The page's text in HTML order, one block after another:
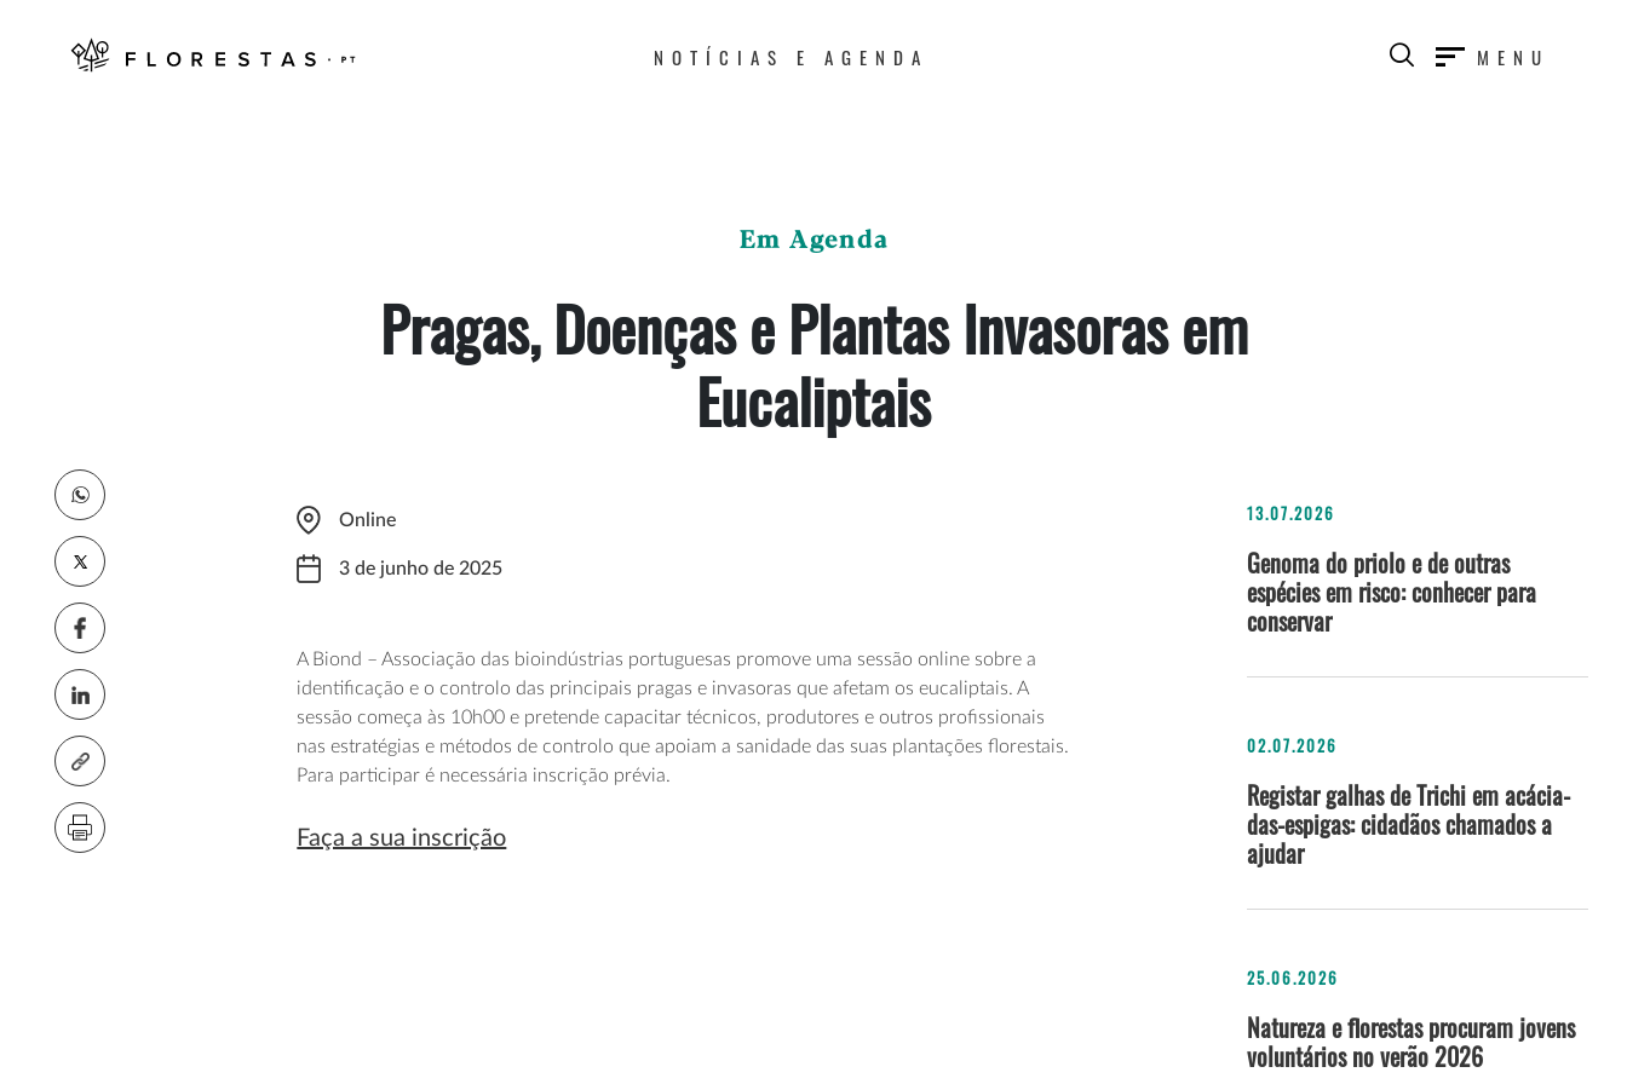
NOTÍCIAS E AGENDA MENU
Em Agenda
Pragas, Doenças e Plantas Invasoras em
Eucaliptais
Online
3 de junho de 2025
A Biond – Associação das bioindústrias portuguesas promove uma sessão online sobre a
identificação e o controlo das principais pragas e invasoras que afetam os eucaliptais. A
sessão começa às 10h00 e pretende capacitar técnicos, produtores e outros profissionais
nas estratégias e métodos de controlo que apoiam a sanidade das suas plantações florestais.
Para participar é necessária inscrição prévia.
Faça a sua inscrição
13.07.2026
Genoma do priolo e de outras
espécies em risco: conhecer para
conservar
02.07.2026
Registar galhas de Trichi em acácia-
das-espigas: cidadãos chamados a
ajudar
25.06.2026
Natureza e florestas procuram jovens
voluntários no verão 2026